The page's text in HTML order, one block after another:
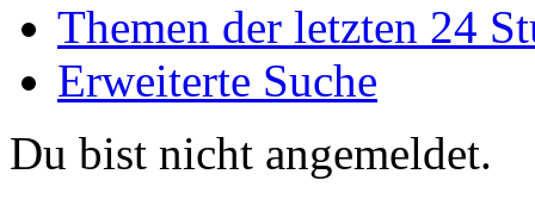
Themen der letzten 24
Erweiterte Suche
Du bist nicht angemeldet.